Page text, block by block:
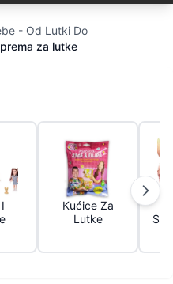
- Od Lutki Do
za lutke
Kućice Za
Lutke